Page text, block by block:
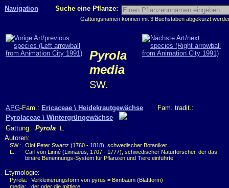
Navigation Suche eine Pflanze:
Gattungsnamen können mit 3 Buchstaben abgekürzt
Pyrola
media
SW.
APG-Fam.: Ericaceae \ Heidekrautgewächse Fam. tradit.:
Pyrolaceae \ Wintergrüngewächse
Gattung: Pyrola L.
Autoren:
SW.:
Olof Peter Swartz (1760 - 1818), schwedischer Botaniker
L.:
Carl von Linné (Linnaeus, 1707 - 1777), schwedischer Naturforscher, der das
binäre Benennungs-System für Pflanzen und Tiere einführte
Etymologie:
Pyrola:
Verkleinerungsform von pyrus = Birnbaum (Blattform)
media:
der oder die mittlere